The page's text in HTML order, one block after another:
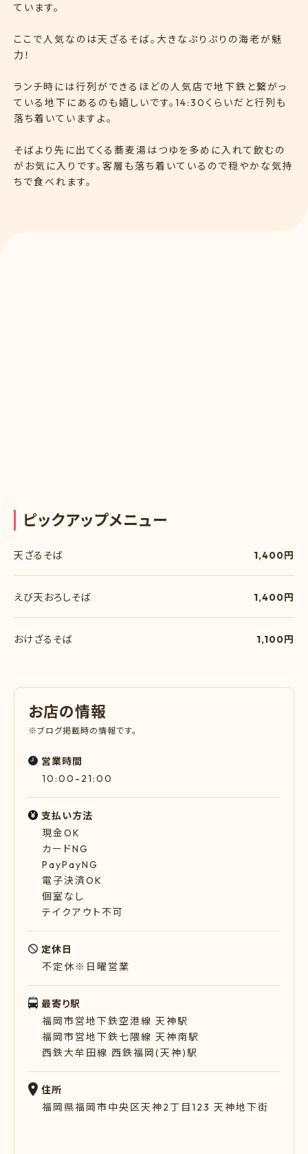
ています。
ここで人気なのは天ざるそば。大きなぷりぷりの海老が魅
力！
ランチ時には行列ができるほどの人気店で地下鉄と繋がっ
ている地下にあるのも嬉しいです。14:30くらいだと行列も
落ち着いていますよ。
そばより先に出てくる蕎麦湯はつゆを多めに入れて飲むの
がお気に入りです。客層も落ち着いているので穏やかな気持
ちで食べれます。
ピックアップメニュー
天ざるそば 1,400円
えび天おろしそば 1,400円
おけざるそば 1,100円
お店の情報
※ブログ掲載時の情報です。
営業時間
10:00-21:00
支払い方法
現金OK
カードNG
PayPayNG
電子決済OK
個室なし
テイクアウト不可
定休日
不定休※日曜営業
最寄り駅
福岡市営地下鉄空港線 天神駅
福岡市営地下鉄七隈線 天神南駅
西鉄大牟田線 西鉄福岡(天神)駅
住所
福岡県福岡市中央区天神2丁目123 天神地下街